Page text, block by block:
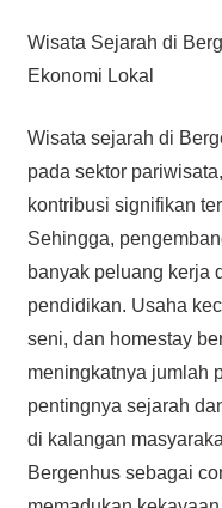
Wisata Sejarah di
Ekonomi Lokal
Wisata sejarah di
pada sektor
kontribusi signifikan
Sehingga,
banyak peluang kerja
pendidikan. Usaha
seni, dan homestay
meningkatnya jumlah
pentingnya sejarah
di kalangan
Bergenhus sebagai